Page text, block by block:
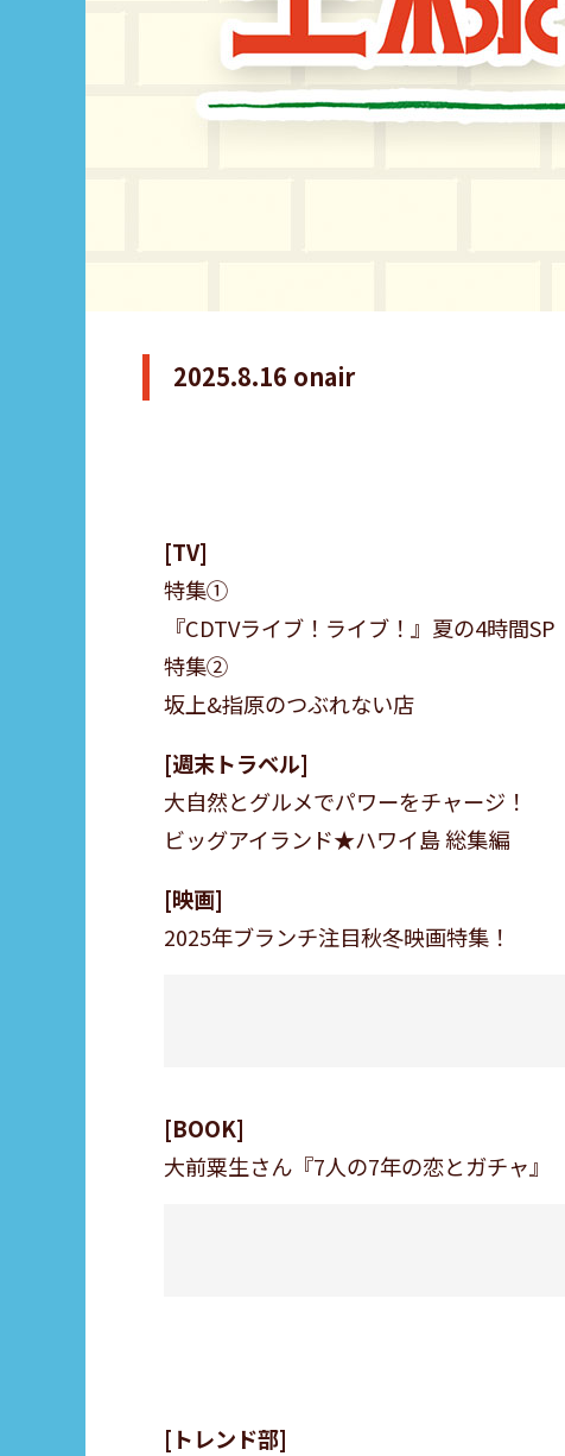
2025.8.16 onair
TV
特集①
『CDTVライブ！ライブ！』夏の4時間SP
特集②
坂上&指原のつぶれない店
週末トラベル
大自然とグルメでパワーをチャージ！
ビッグアイランド★ハワイ島 総集編
映画
2025年ブランチ注目秋冬映画特集！
BOOK
大前粟生さん『7人の7年の恋とガチャ』
トレンド部